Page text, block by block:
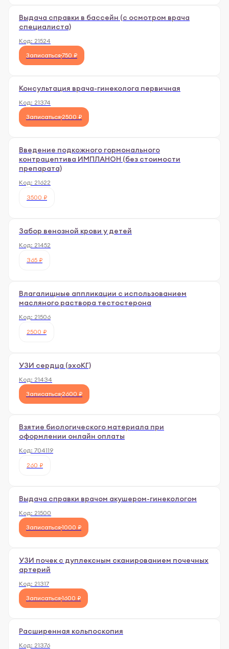
Выдача справки в бассейн (с осмотром врача
специалиста)
Код: 21524
Записаться 750 ₽
Консультация врача-гинеколога первичная
Код: 21374
Записаться 2500 ₽
Введение подкожного гормонального
контрацептива ИМПЛАНОН (без стоимости
препарата)
Код: 21622
3500 ₽
Забор венозной крови у детей
Код: 21452
365 ₽
Влагалищные аппликации с использованием
масляного раствора тестостерона
Код: 21506
2500 ₽
УЗИ сердца (эхоКГ)
Код: 21434
Записаться 2600 ₽
Взятие биологического материала при
оформлении онлайн оплаты
Код: 704119
260 ₽
Выдача справки врачом акушером-гинекологом
Код: 21500
Записаться 1000 ₽
УЗИ почек с дуплексным сканированием почечных
артерий
Код: 21317
Записаться 1600 ₽
Расширенная кольпоскопия
Код: 21376